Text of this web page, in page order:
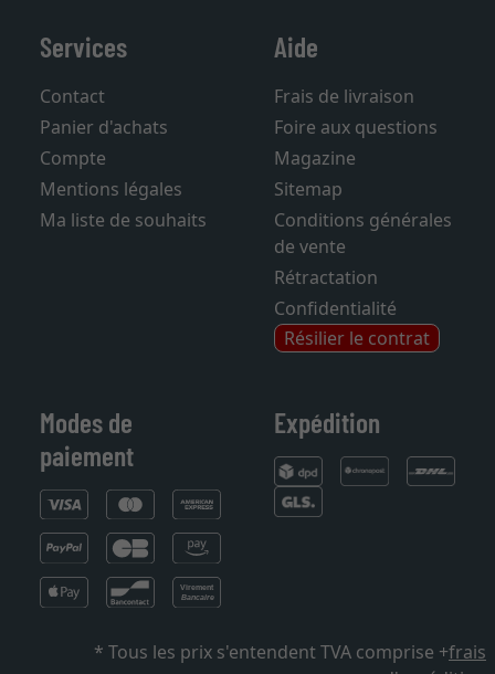
Services
Contact
Panier d'achats
Compte
Mentions légales
Aide
Frais de livraison
Foire aux questions
Magazine
Sitemap
Conditions générales
de vente
Rétractation
Confidentialité
Résilier le contrat
Modes de
paiement
Expédition